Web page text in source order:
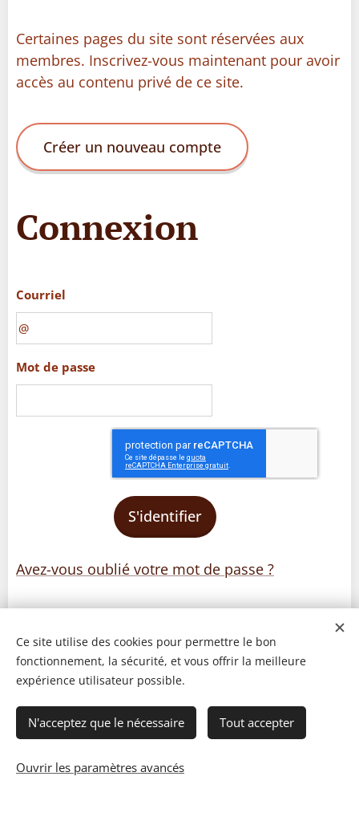
Certaines pages du site sont réservées aux
membres. Inscrivez-vous maintenant pour avoir
accès au contenu privé de ce site.
Créer un nouveau compte
Connexion
Courriel
Mot de passe
S'identifier
Avez-vous oublié votre mot de passe ?
© 2023 Les recettes d'Henri-Luc. Tous droits réservés.
Ce site utilise des cookies pour permettre le bon
fonctionnement, la sécurité, et vous offrir la meilleure
expérience utilisateur possible.
N'acceptez que le nécessaire Tout accepter
Ouvrir les paramètres avancés